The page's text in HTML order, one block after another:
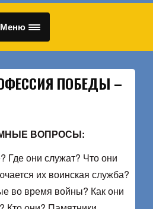
Меню
ПОБЕДЫ –
ВОПРОСЫ:
Где они служат? Что они
их воинская служба?
во время войны? Как они